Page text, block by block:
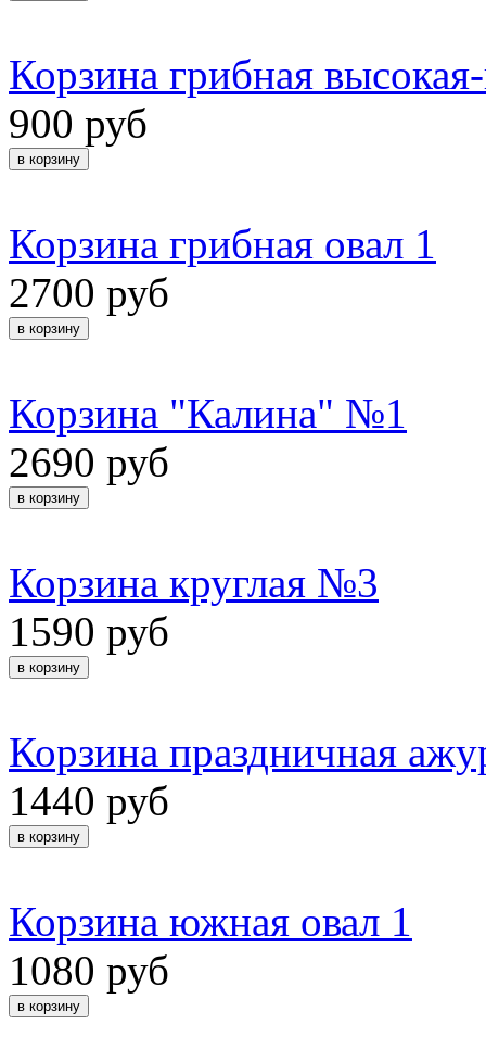
Корзина грибная
900 руб
Корзина грибная овал 1
2700 руб
Корзина "Калина" №1
2690 руб
Корзина круглая №3
1590 руб
Корзина праздничная
1440 руб
Корзина южная овал 1
1080 руб